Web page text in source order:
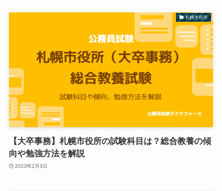
札幌市役所
【大卒事務】札幌市役所の試験科目は？総合教養の傾
向や勉強方法を解説
2023年2月3日